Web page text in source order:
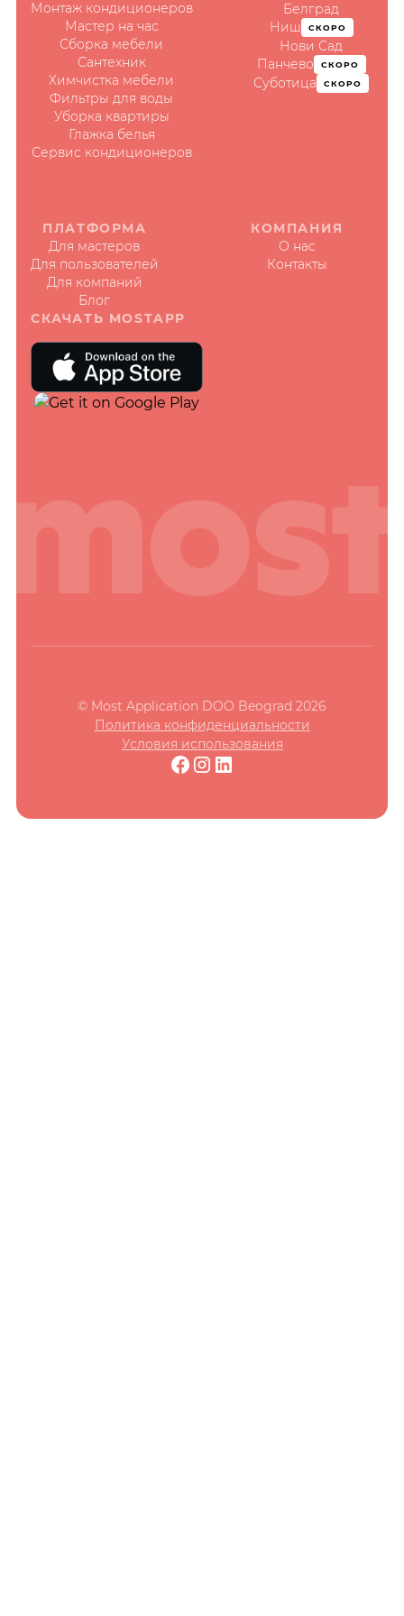
Монтаж кондиционеров
Мастер на час
Сборка мебели
Сантехник
Химчистка мебели
Фильтры для воды
Уборка квартиры
Глажка белья
Сервис кондиционеров
Белград
Ниш
СКОРО
Нови Сад
Панчево
СКОРО
Суботица СКОРО
ПЛАТФОРМА
Для мастеров
Для пользователей
Для компаний
Блог
КОМПАНИЯ
О нас
Контакты
СКАЧАТЬ MOSTAPP
© Most Application DOO Beograd 2026
Политика конфиденциальности
Условия использования